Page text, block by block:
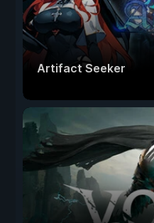
Artifact Seeker